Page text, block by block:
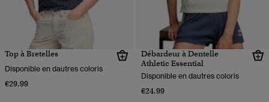
Top à Bretelles
Disponible en dautres coloris
€29.99
Débardeur à Dentelle
Athletic Essential
Disponible en dautres coloris
€24.99